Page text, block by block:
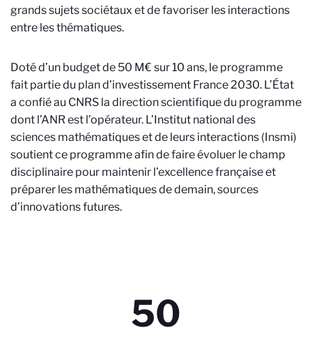
grands sujets sociétaux et de favoriser les interactions
entre les thématiques.
Doté d’un budget de 50 M€ sur 10 ans, le programme
fait partie du plan d’investissement France 2030. L’État
a confié au CNRS la direction scientifique du programme
dont l’ANR est l’opérateur. L’Institut national des
sciences mathématiques et de leurs interactions (Insmi)
soutient ce programme afin de faire évoluer le champ
disciplinaire pour maintenir l’excellence française et
préparer les mathématiques de demain, sources
d’innovations futures.
50